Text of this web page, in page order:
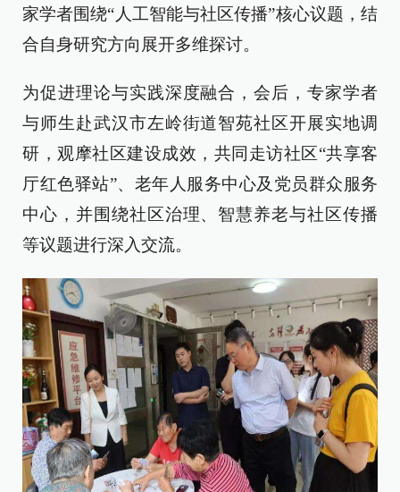
家学者围绕“人工智能与社区传播”核心议题，结
合自身研究方向展开多维探讨。
为促进理论与实践深度融合，会后，专家学者
与师生赴武汉市左岭街道智苑社区开展实地调
研，观摩社区建设成效，共同走访社区“共享客
厅红色驿站”、老年人服务中心及党员群众服务
中心，并围绕社区治理、智慧养老与社区传播
等议题进行深入交流。